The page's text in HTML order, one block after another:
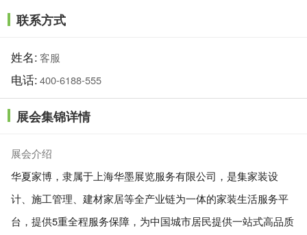
联系方式
姓名:客服
电话:400-6188-555
展会集锦详情
展会介绍
华夏家博，隶属于上海华墨展览服务有限公司，是集家装设
计、施工管理、建材家居等全产业链为一体的家装生活服务平
台，提供5重全程服务保障，为中国城市居民提供一站式高品质